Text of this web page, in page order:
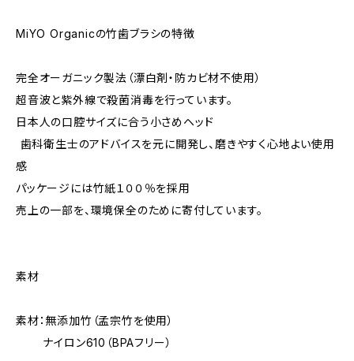
MiYO Organicの竹歯ブラシの特徴
完全オーガニック製法（漂白剤・防カビ材不使用）
超音波と紫外線で殺菌消毒を行っています。
日本人の口腔サイズに合う小さめヘッド
︎ 歯科衛生士のアドバイスを元に開発し、磨きやすく心地よい使用
感
パッケージには竹紙１００％を採用
売上の一部を、環境保全のために寄付しています。
素材
素材：無添加竹（孟宗竹を使用）
ナイロン610（BPAフリー）